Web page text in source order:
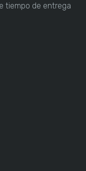
tiempo de entrega